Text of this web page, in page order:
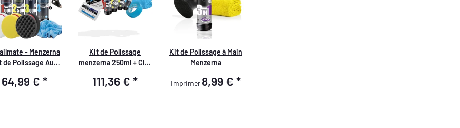
- Menzerna
de Polissage Auto
+ Medium Cut
64,99 € *
Kit de Polissage
menzerna 250ml + Cire
250ml + Tampons
111,36 € *
Kit de Polissage à Main
Menzerna
Imprimer 8,99 € *